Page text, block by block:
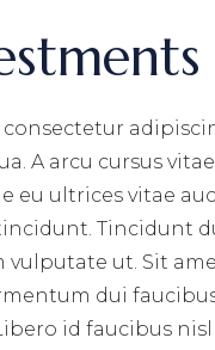
A arcu cursus
eu ultrices vitae
Tincidunt
ut. Sit
dui
id faucibus